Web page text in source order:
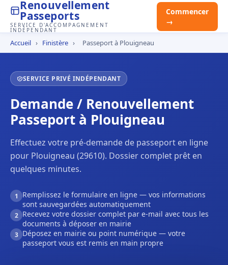
Renouvellement
Passeports
SERVICE D'ACCOMPAGNEMENT
INDÉPENDANT
Commencer
→
Accueil › Finistère › Passeport à Plouigneau
SERVICE PRIVÉ INDÉPENDANT
Demande / Renouvellement
Passeport à Plouigneau
Effectuez votre pré-demande de passeport en ligne
pour Plouigneau (29610). Dossier complet prêt en
quelques minutes.
1
Remplissez le formulaire en ligne — vos informations
sont sauvegardées automatiquement
2 Recevez votre dossier complet par e-mail avec tous les
documents à déposer en mairie
3 Déposez en mairie ou point numérique — votre
passeport vous est remis en main propre